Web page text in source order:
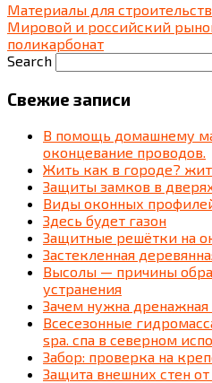
Материалы для
Мировой и российский
поликарбонат
Search
Свежие записи
В помощь домашнему
оконцевание проводов.
Жить как в городе?
Защиты замков в
Виды оконных
Здесь будет газон
Защитные решётки на
Застекленная
Высолы — причины
устранения
Зачем нужна дренажная
Всесезонные
spa. спа в северном
Забор: проверка на
Защита внешних стен